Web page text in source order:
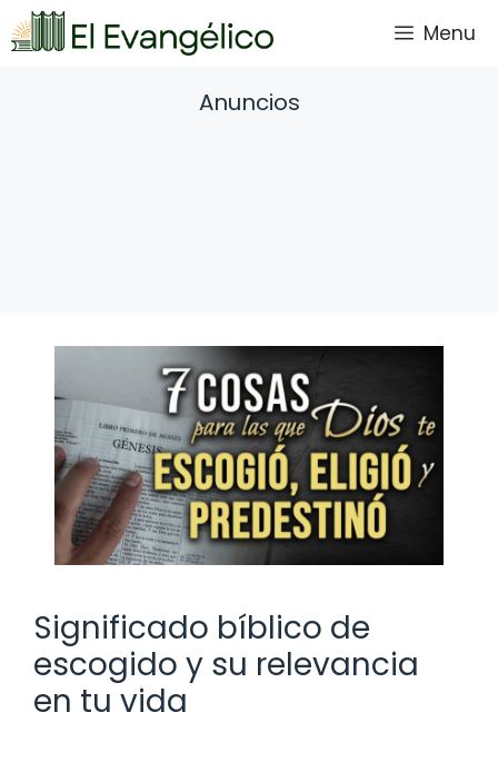
Saltar
al
Menu
Anuncios
Significado bíblico de
escogido y su relevancia
en tu vida